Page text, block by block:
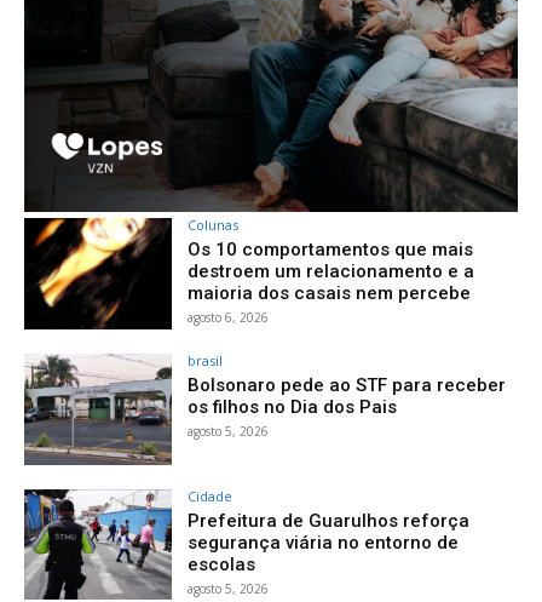
Colunas
Os 10 comportamentos que mais
destroem um relacionamento e a
maioria dos casais nem percebe
agosto 6, 2026
brasil
Bolsonaro pede ao STF para receber
os filhos no Dia dos Pais
agosto 5, 2026
Cidade
Prefeitura de Guarulhos reforça
segurança viária no entorno de
escolas
agosto 5, 2026